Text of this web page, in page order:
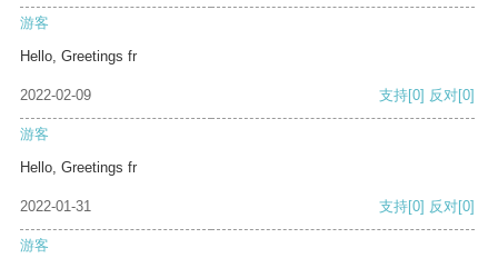
游客
Hello, Greetings fr
2022-02-09 支持[0] 反对[0]
游客
Hello, Greetings fr
2022-01-31 支持[0] 反对[0]
游客